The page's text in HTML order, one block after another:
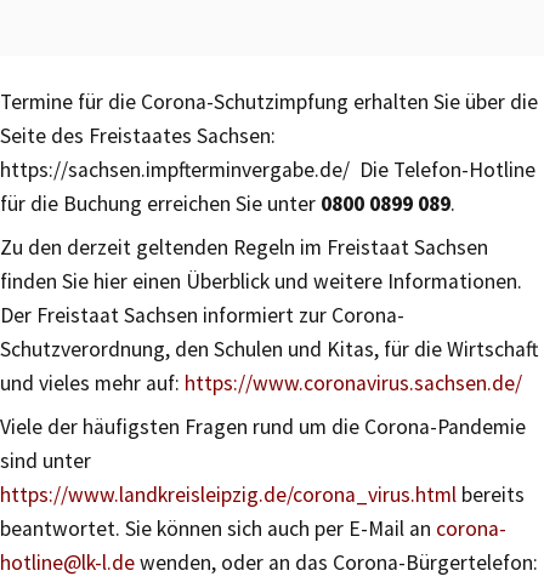
Termine für die Corona-Schutzimpfung erhalten Sie über die
Seite des Freistaates Sachsen:
https://sachsen.impfterminvergabe.de/ Die Telefon-Hotline
für die Buchung erreichen Sie unter 0800 0899 089.
Zu den derzeit geltenden Regeln im Freistaat Sachsen
finden Sie hier einen Überblick und weitere Informationen.
Der Freistaat Sachsen informiert zur Corona-
Schutzverordnung, den Schulen und Kitas, für die Wirtschaft
und vieles mehr auf: https://www.coronavirus.sachsen.de/
Viele der häufigsten Fragen rund um die Corona-Pandemie
sind unter
https://www.landkreisleipzig.de/corona_virus.html bereits
beantwortet. Sie können sich auch per E-Mail an corona-
hotline@lk-l.dewenden, oder an das Corona-Bürgertelefon: